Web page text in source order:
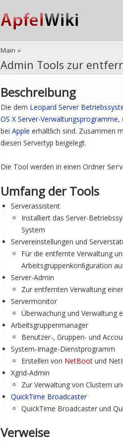
Main »
Admin Tools zur
Beschreibung
Die dem Leopard Server
OS X Server-Verwaltungsprogramme,
bei Apple erhältlich sind. Zusammen
diesen Servertyp beigelegt.
Die Tool werden in einen Ordner
Umfang der Tools
Serverassistent
Installiert das Server-
System
Servereinstellungen und
Für die entfernte Verwaltung
Arbeitsgruppenkonﬁguration
Server-Admin
Zur entfernten Verwaltung
Servermonitor
Überwachung und Verwaltung
Arbeitsgruppenmanager
Benutzer-, Gruppen- und
System-Image-Dienstprogramm
Erstellen von NetBoot und
Xgrid-Admin
Zur Verwaltung von Clustern
QuickTime Broadcaster
QuickTime Broadcaster und
Verweise